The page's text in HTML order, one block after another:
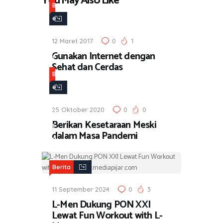
B
e
i
t
a
12 Maret 2017 0 1
Gunakan Internet dengan
Sehat dan Cerdas
B
e
i
t
a
25 Oktober 2020 0 0
Berikan Kesetaraan Meski
dalam Masa Pandemi
Berita
11 September 2024 0 3
L-Men Dukung PON XXI
Lewat Fun Workout with L-